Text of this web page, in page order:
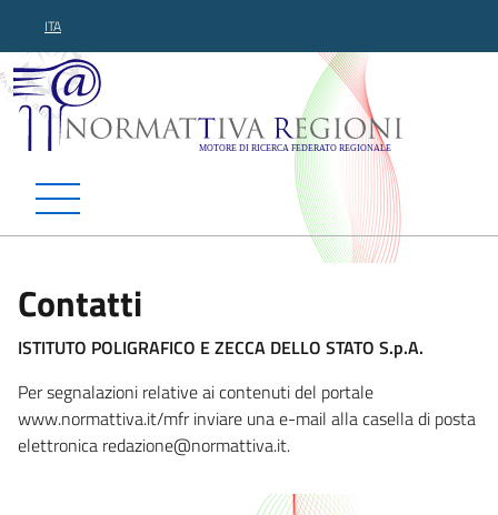
ITA
Normattiva Regioni -
Contatti
ISTITUTO POLIGRAFICO E ZECCA DELLO STATO S.p.A.
Per segnalazioni relative ai contenuti del portale
www.normattiva.it/mfr inviare una e-mail alla casella di posta
elettronica redazione@normattiva.it.